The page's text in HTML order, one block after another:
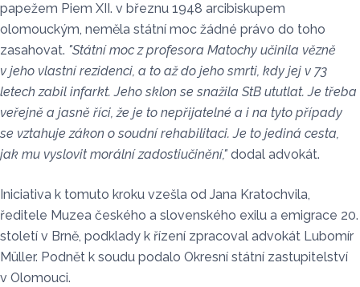
papežem Piem XII. v březnu 1948 arcibiskupem
olomouckým, neměla státní moc žádné právo do toho
zasahovat. "Státní moc z profesora Matochy učinila vězně
v jeho vlastní rezidenci, a to až do jeho smrti, kdy jej v 73
letech zabil infarkt. Jeho sklon se snažila StB ututlat. Je třeba
veřejně a jasně říci, že je to nepřijatelné a i na tyto případy
se vztahuje zákon o soudní rehabilitaci. Je to jediná cesta,
jak mu vyslovit morální zadostiučinění," dodal advokát.
Iniciativa k tomuto kroku vzešla od Jana Kratochvila,
ředitele Muzea českého a slovenského exilu a emigrace 20.
století v Brně, podklady k řízení zpracoval advokát Lubomír
Müller. Podnět k soudu podalo Okresní státní zastupitelství
v Olomouci.